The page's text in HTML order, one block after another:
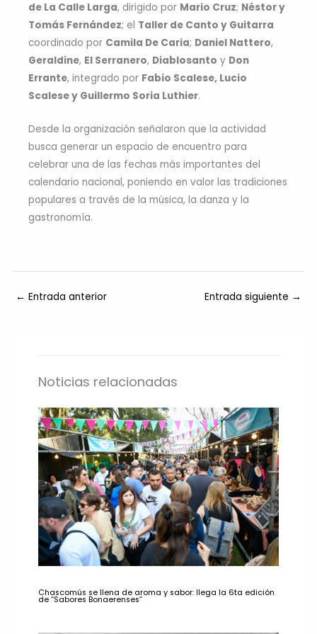
de La Calle Larga, dirigido por Mario Cruz; Néstor y
Tomás Fernández; el Taller de Canto y Guitarra
coordinado por Camila De Caria; Daniel Nattero,
Geraldine, El Serranero, Diablosanto y Don
Errante, integrado por Fabio Scalese, Lucio
Scalese y Guillermo Soria Luthier.
Desde la organización señalaron que la actividad
busca generar un espacio de encuentro para
celebrar una de las fechas más importantes del
calendario nacional, poniendo en valor las tradiciones
populares a través de la música, la danza y la
gastronomía.
← Entrada anterior Entrada siguiente →
Noticias relacionadas
Chascomús se llena de aroma y sabor: llega la 6ta edición
de “Sabores Bonaerenses”